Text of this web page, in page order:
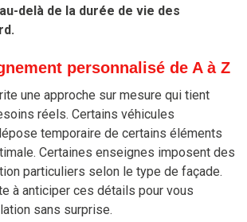
delà de la durée de vie des
personnalisé de A à Z
une approche sur mesure qui tient
réels. Certains véhicules
temporaire de certains éléments
Certaines enseignes imposent des
particuliers selon le type de façade.
à anticiper ces détails pour vous
sans surprise.